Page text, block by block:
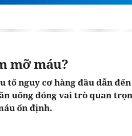
mỡ máu?
tố nguy cơ hàng đầu dẫn
uống đóng vai trò quan
ổn định.